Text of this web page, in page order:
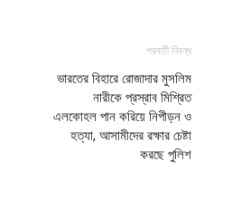
পরবর্তী নিবন্ধ
ভারতের বিহারে রোজাদার মুসলিম
নারীকে প্রস্রাব মিশ্রিত
এলকোহল পান করিয়ে নিপীড়ন ও
হত্যা, আসামীদের রক্ষার চেষ্টা
করছে পুলিশ